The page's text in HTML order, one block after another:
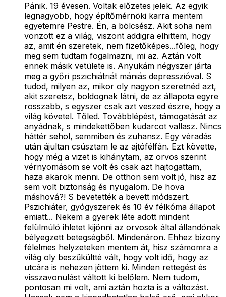
Pánik. 19 évesen. Voltak előzetes jelek. Az egyik
legnagyobb, hogy építőmérnöki karra mentem
egyetemre Pestre. Én, a bölcsész. Akit soha nem
vonzott ez a világ, viszont addigra elhittem, hogy
az, amit én szeretek, nem fizetőképes...főleg, hogy
meg sem tudtam fogalmazni, mi az. Aztán volt
ennek másik vetülete is. Anyukám négyszer járta
meg a győri pszichiátriát mániás depresszióval. S
tudod, milyen az, mikor oly nagyon szeretnéd azt,
akit szeretsz, boldognak látni, de az állapota egyre
rosszabb, s egyszer csak azt veszed észre, hogy a
világ követel. Tőled. Továbblépést, támogatását az
anyádnak, s mindekettőben kudarcot vallasz. Nincs
háttér sehol, semmiben és zuhansz. Egy véradás
után ájultan csúsztam le az ajtófélfán. Ezt követte,
hogy még a vizet is kihánytam, az orvos szerint
vérnyomásom se volt és csak azt hajtogattam,
haza akarok menni. De otthon sem volt jó, hisz az
sem volt biztonság és nyugalom. De hova
máshová?! S bevetették a bevett módszert.
Pszichiáter, gyógyszerek és 10 év félkóma állapot
emiatt... Nekem a gyerek léte adott mindent
felülmúló ihletet kijönni az orvosok által állandónak
bélyegzett betegségből. Mindenáron. Ehhez bizony
félelmes helyzeteken mentem át, hisz számomra a
világ oly beszűkültté vált, hogy volt idő, hogy az
utcára is nehezen jöttem ki. Minden rettegést és
visszavonulást váltott ki belőlem. Nem tudom,
pontosan mi volt, ami aztán hozta is a változást.